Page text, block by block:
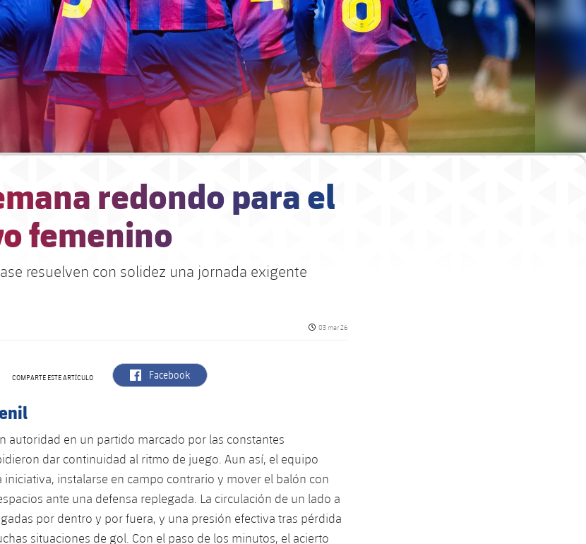
redondo para el
femenino
resuelven con solidez una jornada exigente
Fecha de publicación
03 mar 26
COMPARTE ESTE ARTÍCULO label.aria.facebook
Facebook
autoridad en un partido marcado por las constantes
dar continuidad al ritmo de juego. Aun así, el equipo
iniciativa, instalarse en campo contrario y mover el balón con
ante una defensa replegada. La circulación de un lado a
por dentro y por fuera, y una presión efectiva tras pérdida
situaciones de gol. Con el paso de los minutos, el acierto